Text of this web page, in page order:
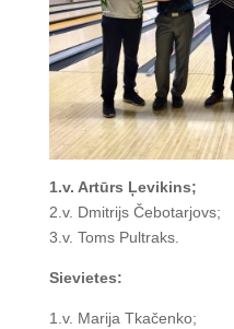
1.v. Artūrs Ļevikins;
2.v. Dmitrijs Čebotarjovs;
3.v. Toms Pultraks.
Sievietes:
1.v. Marija Tkačenko;